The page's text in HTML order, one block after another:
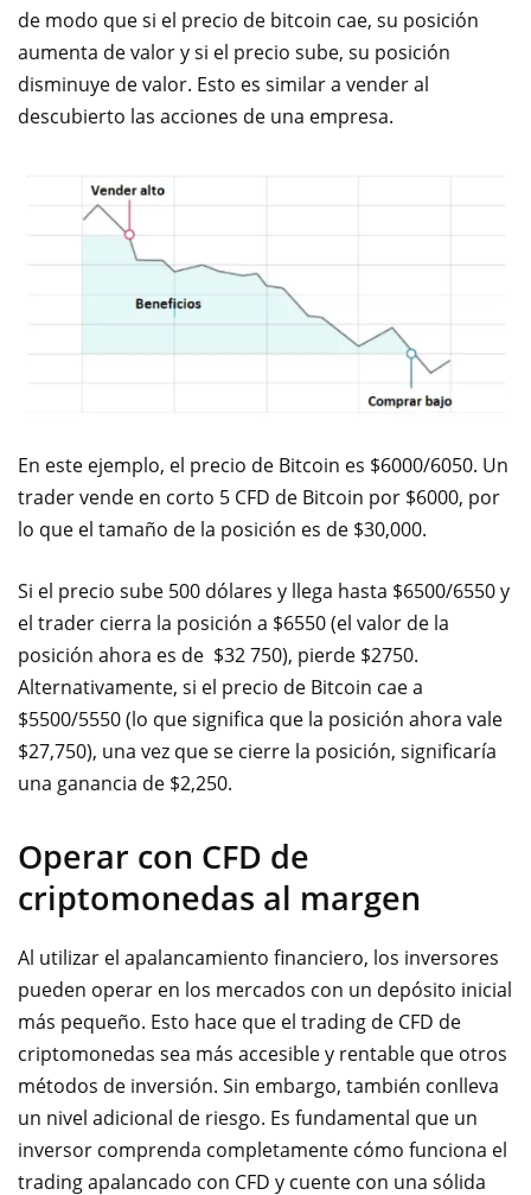
de modo que si el precio de bitcoin cae, su posición
aumenta de valor y si el precio sube, su posición
disminuye de valor. Esto es similar a vender al
descubierto las acciones de una empresa.
En este ejemplo, el precio de Bitcoin es $6000/6050. Un
trader vende en corto 5 CFD de Bitcoin por $6000, por
lo que el tamaño de la posición es de $30,000.
Si el precio sube 500 dólares y llega hasta $6500/6550 y
el trader cierra la posición a $6550 (el valor de la
posición ahora es de $32 750), pierde $2750.
Alternativamente, si el precio de Bitcoin cae a
$5500/5550 (lo que significa que la posición ahora vale
$27,750), una vez que se cierre la posición, significaría
una ganancia de $2,250.
Operar con CFD de
criptomonedas al margen
Al utilizar el apalancamiento financiero, los inversores
pueden operar en los mercados con un depósito inicial
más pequeño. Esto hace que el trading de CFD de
criptomonedas sea más accesible y rentable que otros
métodos de inversión. Sin embargo, también conlleva
un nivel adicional de riesgo. Es fundamental que un
inversor comprenda completamente cómo funciona el
trading apalancado con CFD y cuente con una sólida